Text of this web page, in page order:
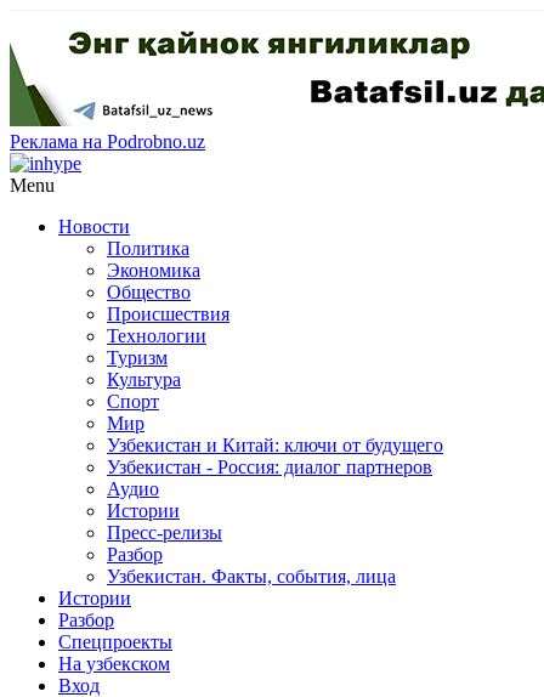
Реклама на Podrobno.uz
Menu
Новости
Политика
Экономика
Общество
Происшествия
Технологии
Туризм
Культура
Спорт
Мир
Узбекистан и Китай: ключи от будущего
Узбекистан - Россия: диалог партнеров
Аудио
Истории
Пресс-релизы
Разбор
Узбекистан. Факты, события, лица
Истории
Разбор
Спецпроекты
На узбекском
Вход